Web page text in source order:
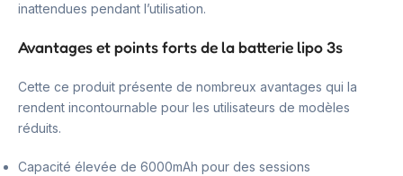
inattendues pendant l’utilisation.
Avantages et points forts de la batterie lipo 3s
Cette ce produit présente de nombreux avantages qui la
rendent incontournable pour les utilisateurs de modèles
réduits.
Capacité élevée de 6000mAh pour des sessions